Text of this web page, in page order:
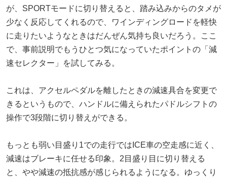
が、SPORTモードに切り替えると、踏み込みからのタメが
少なく反応してくれるので、ワインディングロードを軽快
に走りたいようなときはだんぜん気持ち良いだろう。ここ
で、事前説明でもうひとつ気になっていたポイントの「減
速セレクター」を試してみる。
これは、アクセルペダルを離したときの減速具合を変更で
きるというもので、ハンドルに備えられたパドルシフトの
操作で3段階に切り替えができる。
もっとも弱い目盛り1での走行ではICE車の空走感に近く、
減速はブレーキに任せる印象。2目盛り目に切り替える
と、やや減速の抵抗感が感じられるようになる。ゆっくり